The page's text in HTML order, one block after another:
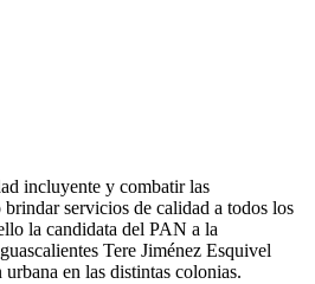
incluyente y combatir las
servicios de calidad a todos los
la candidata del PAN a la
Tere Jiménez Esquivel
en las distintas colonias.